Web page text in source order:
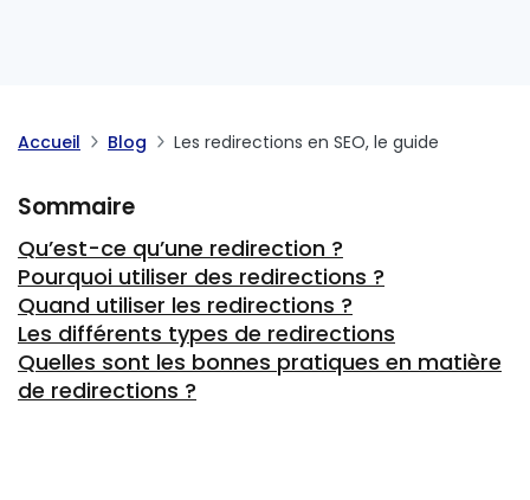
Accueil Blog Les redirections en SEO, le guide
Sommaire
Qu’est-ce qu’une redirection ?
Pourquoi utiliser des redirections ?
Quand utiliser les redirections ?
Les différents types de redirections
Quelles sont les bonnes pratiques en matière
de redirections ?